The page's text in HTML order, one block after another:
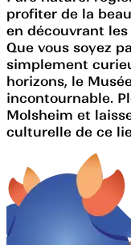
profiter de la
en découvrant
Que vous soyez
simplement
horizons, le
incontournable.
Molsheim et
culturelle de ce